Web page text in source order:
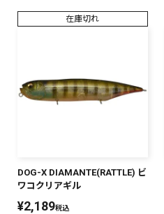
在庫切れ
DOG-X DIAMANTE(RATTLE) ビ
ワコクリアギル
¥2,189税込